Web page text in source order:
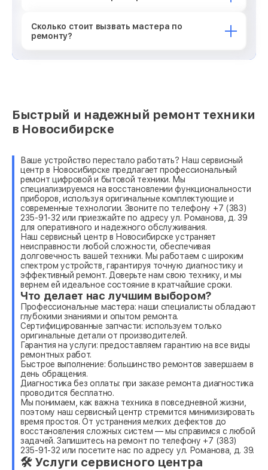
Сколько стоит вызвать мастера по
ремонту?
Быстрый и надежный ремонт техники
в Новосибирске
Ваше устройство перестало работать? Наш сервисный
центр в Новосибирске предлагает профессиональный
ремонт цифровой и бытовой техники. Мы
специализируемся на восстановлении функциональности
приборов, используя оригинальные комплектующие и
современные технологии. Звоните по телефону +7 (383)
235-91-32 или приезжайте по адресу ул. Романова, д. 39
для оперативного и надежного обслуживания.
Наш сервисный центр в Новосибирске устраняет
неисправности любой сложности, обеспечивая
долговечность вашей техники. Мы работаем с широким
спектром устройств, гарантируя точную диагностику и
эффективный ремонт. Доверьте нам свою технику, и мы
вернем ей идеальное состояние в кратчайшие сроки.
Что делает нас лучшим выбором?
Профессиональные мастера: наши специалисты обладают
глубокими знаниями и опытом ремонта.
Сертифицированные запчасти: используем только
оригинальные детали от производителей.
Гарантия на услуги: предоставляем гарантию на все виды
ремонтных работ.
Быстрое выполнение: большинство ремонтов завершаем в
день обращения.
Диагностика без оплаты: при заказе ремонта диагностика
проводится бесплатно.
Мы понимаем, как важна техника в повседневной жизни,
поэтому наш сервисный центр стремится минимизировать
время простоя. От устранения мелких дефектов до
восстановления сложных систем — мы справимся с любой
задачей. Запишитесь на ремонт по телефону +7 (383)
235-91-32 или посетите нас по адресу ул. Романова, д. 39.
🛠 Услуги сервисного центра